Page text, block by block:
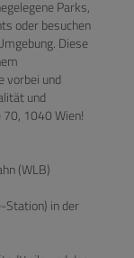
Parks,
oder besuchen
Diese
vorbei und
und
1040 Wien!
(WLB)
Station) in der